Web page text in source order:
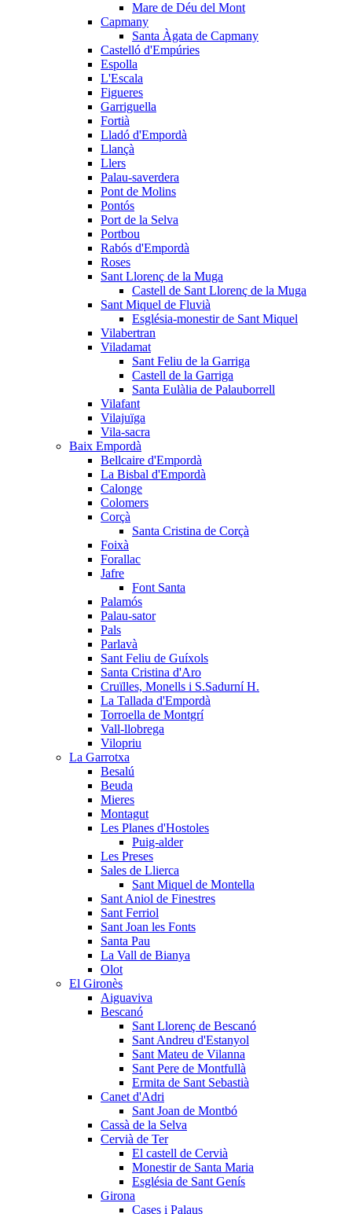
Mare de Déu del Mont
Capmany
Santa Àgata de Capmany
Castelló d'Empúries
Espolla
L'Escala
Figueres
Garriguella
Fortià
Lladó d'Empordà
Llançà
Llers
Palau-saverdera
Pont de Molins
Pontós
Port de la Selva
Portbou
Rabós d'Empordà
Roses
Sant Llorenç de la Muga
Castell de Sant Llorenç de la Muga
Sant Miquel de Fluvià
Església-monestir de Sant Miquel
Vilabertran
Viladamat
Sant Feliu de la Garriga
Castell de la Garriga
Santa Eulàlia de Palauborrell
Vilafant
Vilajuïga
Vila-sacra
Baix Empordà
Bellcaire d'Empordà
La Bisbal d'Empordà
Calonge
Colomers
Corçà
Santa Cristina de Corçà
Foixà
Forallac
Jafre
Font Santa
Palamós
Palau-sator
Pals
Parlavà
Sant Feliu de Guíxols
Santa Cristina d'Aro
Cruïlles, Monells i S.Sadurní H.
La Tallada d'Empordà
Torroella de Montgrí
Vall-llobrega
Vilopriu
La Garrotxa
Besalú
Beuda
Mieres
Montagut
Les Planes d'Hostoles
Puig-alder
Les Preses
Sales de Llierca
Sant Miquel de Montella
Sant Aniol de Finestres
Sant Ferriol
Sant Joan les Fonts
Santa Pau
La Vall de Bianya
Olot
El Gironès
Aiguaviva
Bescanó
Sant Llorenç de Bescanó
Sant Andreu d'Estanyol
Sant Mateu de Vilanna
Sant Pere de Montfullà
Ermita de Sant Sebastià
Canet d'Adri
Sant Joan de Montbó
Cassà de la Selva
Cervià de Ter
El castell de Cervià
Monestir de Santa Maria
Església de Sant Genís
Girona
Cases i Palaus